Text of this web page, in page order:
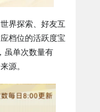
界探索、好友互
档位的活跃度宝
虽单次数量有
源。